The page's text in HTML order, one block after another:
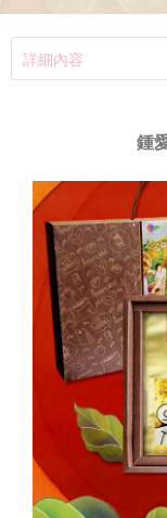
詳細內容
鍾